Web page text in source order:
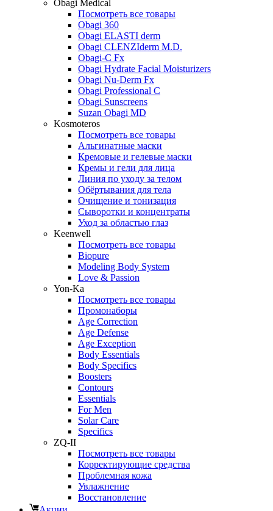
Obagi Medical
Посмотреть все товары
Obagi 360
Obagi ELASTI derm
Obagi CLENZIderm M.D.
Obagi-C Fx
Obagi Hydrate Facial Moisturizers
Obagi Nu-Derm Fx
Obagi Professional C
Obagi Sunscreens
Suzan Obagi MD
Kosmoteros
Посмотреть все товары
Альгинатные маски
Кремовые и гелевые маски
Кремы и гели для лица
Линия по уходу за телом
Обёртывания для тела
Очищение и тонизация
Сыворотки и концентраты
Уход за областью глаз
Keenwell
Посмотреть все товары
Biopure
Modeling Body System
Love & Passion
Yon-Ka
Посмотреть все товары
Промонаборы
Age Correction
Age Defense
Age Exception
Body Essentials
Body Specifics
Boosters
Contours
Essentials
For Men
Solar Care
Specifics
ZQ-II
Посмотреть все товары
Корректирующие средства
Проблемная кожа
Увлажнение
Восстановление